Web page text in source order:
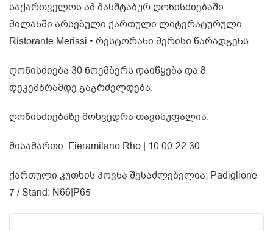
საქართველოს ამ მასშტაბურ ღონისძიებაში
მილანში არსებული ქართული ლიტერატურული
Ristorante Merissi • რესტორანი მერისი წარადგენს.
ღონისძიება 30 ნოემბერს დაიწყება და 8
დეკემბრამდე გაგრძელდება.
ღონისძიებაზე მოხვედრა თავისუფალია.
მისამართი: Fieramilano Rho | 10.00-22.30
ქართული კუთხის პოვნა შესაძლებელია: Padiglione
7 / Stand: N66|P65